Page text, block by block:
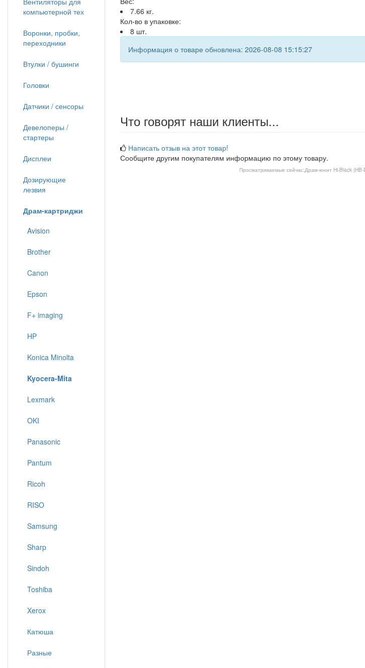
7.66 кг.
Кол-во в упаковке:
8 шт.
Информация о товаре обновлена: 2026-08-08 15:15:27
Что говорят наши клиенты...
Написать отзыв на этот товар!
Сообщите другим покупателям информацию по этому товару.
Просматриваемые сейчас:Драм-юнит Hi-Black
компьютерной тех
Воронки, пробки,
переходники
Втулки / бушинги
Головки
Датчики / сенсоры
Девелоперы /
стартеры
Дисплеи
Дозирующие
лезвия
Драм-картриджи
Avision
Brother
Canon
Epson
F+ imaging
HP
Konica Minolta
Kyocera-Mita
Lexmark
OKI
Panasonic
Pantum
Ricoh
RISO
Samsung
Sharp
Sindoh
Toshiba
Xerox
Катюша
Разные